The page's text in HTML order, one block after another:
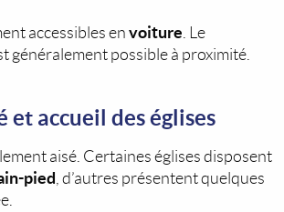
accessibles en voiture. Le
généralement possible à proximité.
et accueil des églises
aisé. Certaines églises disposent
pied, d’autres présentent quelques